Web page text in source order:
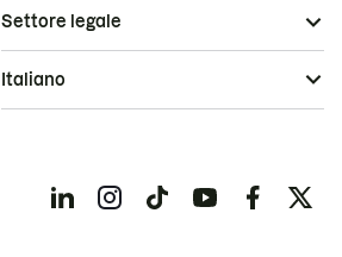
Settore legale
Italiano